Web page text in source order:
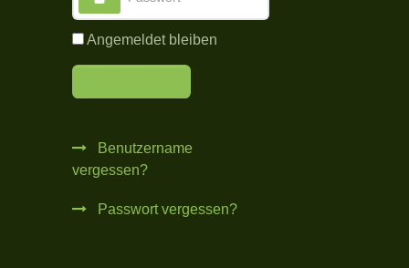
Angemeldet bleiben
Benutzername
vergessen?
Passwort vergessen?